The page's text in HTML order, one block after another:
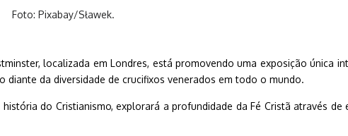
Foto: Pixabay/Sławek.
localizada em Londres, está promovendo uma exposição única
da diversidade de crucifixos venerados em todo o mundo.
do Cristianismo, explorará a profundidade da Fé Cristã através de